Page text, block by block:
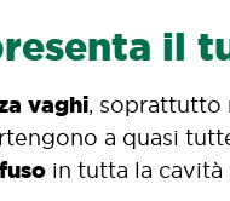
il
vaghi, soprattutto
a quasi
in tutta la